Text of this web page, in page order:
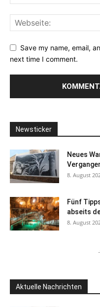
Save my name, email,
next time I comment.
Newsticker
Neues
8. August
Fünf
abseits
8. August
Aktuelle Nachrichten